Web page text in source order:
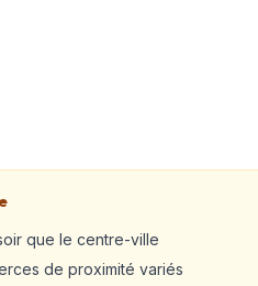
que le centre-ville
de proximité variés